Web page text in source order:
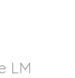
LM